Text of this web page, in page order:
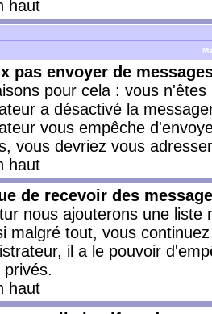
haut
pas envoyer de
pour cela : vous
a désactivé la
vous empêche
vous devriez vous
haut
de recevoir des
nous ajouterons une
malgré tout, vous
il a le pouvoir
privés.
haut